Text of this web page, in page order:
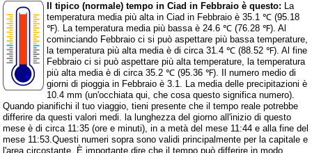
Il tipico (normale) tempo in Ciad in Febbraio è questo: La
temperatura media più alta in Ciad in Febbraio è 35.1 ℃ (95.18
℉). La temperatura media più bassa è 24.6 ℃ (76.28 ℉). Al
cominciando Febbraio ci si può aspettare più bassa temperature,
la temperatura più alta media è di circa 31.4 ℃ (88.52 ℉). Al fine
Febbraio ci si può aspettare più alta temperature, la temperatura
più alta media è di circa 35.2 ℃ (95.36 ℉). Il numero medio di
giorni di pioggia in Febbraio è 3.1. La media delle precipitazioni è
10.4 mm (un'occhiata qui, che cosa questo significa numero).
Quando pianifichi il tuo viaggio, tieni presente che il tempo reale potrebbe
differire da questi valori medi. la lunghezza del giorno all'inizio di questo
mese è di circa 11:35 (ore e minuti), in a metà del mese 11:44 e alla fine del
mese 11:53.Questi numeri sopra sono validi principalmente per la capitale e
l'area circostante. È importante dire che il tempo può differire in modo